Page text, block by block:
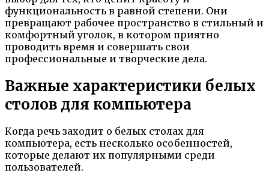
функциональность в равной степени. Они
превращают рабочее пространство в стильный и
комфортный уголок, в котором приятно
проводить время и совершать свои
профессиональные и творческие дела.
Важные характеристики белых
столов для компьютера
Когда речь заходит о белых столах для
компьютера, есть несколько особенностей,
которые делают их популярными среди
пользователей.